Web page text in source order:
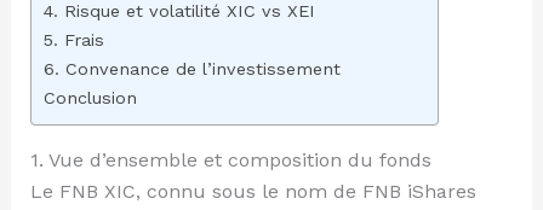
4. Risque et volatilité XIC vs XEI
5. Frais
6. Convenance de l’investissement
Conclusion
1. Vue d’ensemble et composition du fonds
Le FNB XIC, connu sous le nom de FNB iShares